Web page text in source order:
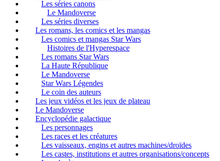
Les séries canons
Le Mandoverse
Les séries diverses
Les romans, les comics et les mangas
Les comics et mangas Star Wars
Histoires de l'Hyperespace
Les romans Star Wars
La Haute République
Le Mandoverse
Star Wars Légendes
Le coin des auteurs
Les jeux vidéos et les jeux de plateau
Le Mandoverse
Encyclopédie galactique
Les personnages
Les races et les créatures
Les vaisseaux, engins et autres machines/droïdes
Les castes, institutions et autres organisations/concepts